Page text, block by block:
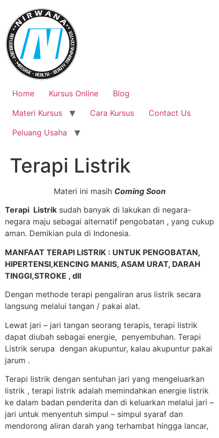
content
Home Kursus Online
Blog
Materi Kursus
Cara Kursus
Contact Us
Peluang Usaha
Terapi Listrik
Materi ini masih Coming Soon
Terapi Listrik sudah banyak di lakukan di negara-
negara maju sebagai alternatif pengobatan , yang cukup
aman. Demikian pula di Indonesia.
MANFAAT TERAPI LISTRIK : UNTUK PENGOBATAN,
HIPERTENSI,KENCING MANIS, ASAM URAT, DARAH
TINGGI,STROKE , dll
Dengan methode terapi pengaliran arus listrik secara
langsung melalui tangan / pakai alat.
Lewat jari – jari tangan seorang terapis, terapi listrik
dapat diubah sebagai energie, penyembuhan. Terapi
Listrik serupa dengan akupuntur, kalau akupuntur pakai
jarum .
Terapi listrik dengan sentuhan jari yang mengeluarkan
listrik , terapi listrik adalah memindahkan energie listrik
ke dalam badan penderita dan di keluarkan melalui jari –
jari untuk menyentuh simpul – simpul syaraf dan
mendorong aliran darah yang terhambat hingga lancar,